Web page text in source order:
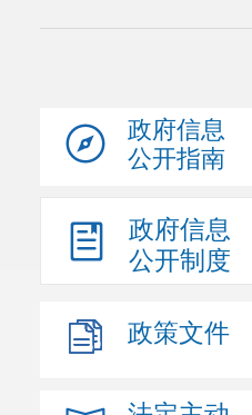
政府信息
公开指南
政府信息
公开制度
政策文件